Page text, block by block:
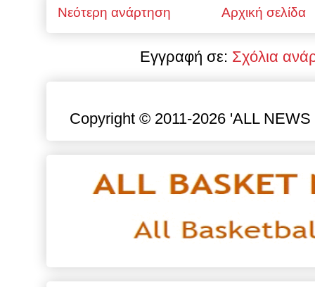
Νεότερη ανάρτηση Αρχική σελίδα
Εγγραφή σε: Σχόλια
Copyright © 2011-2026 'ALL